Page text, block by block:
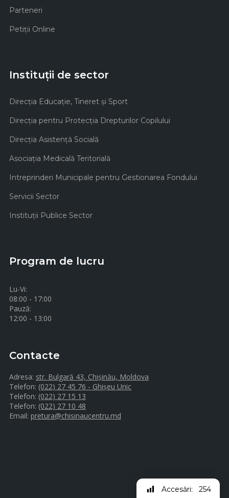
Parteneri
Petiții Online
Instituții de sector
Direcţia Educaţie, Tineret şi Sport
Direcţia pentru Protecţia Drepturilor Copilului
Direcţia Asistenţă Socială
Asociaţia Medicală Teritorială
Intreprinderi Municipale pentru Gestionarea Fondului
Servicii Sector
Instituţii Publice Sector
Program de lucru
Lu-Vi:
08:00 - 17:00
Pauză:
12:00 - 13:00
Contacte
Adresa: str. Bulgară 43, Chișinău, Moldova
Telefon: (022) 27 45 76 - Ghișeu Unic
Telefon: (022) 27 15 13
Telefon: (022) 27 10 48
Email: pretura@chisinaucentru.md
Accesări: 254